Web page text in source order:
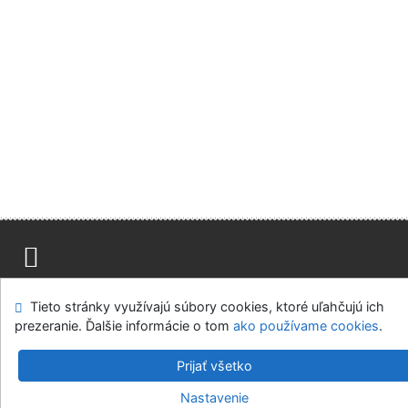
Modul OpenSearch
Napíšte nám Nastavenie cookies
Slovenská lesnícka a drevárska knižnica pri Technickej
v.4.8.63a-Cosmotron Slovakia, s.r.o.
Tieto stránky využívajú súbory cookies, ktoré uľahčujú ich
prezeranie. Ďalšie informácie o tom ako používame cookies.
Prijať všetko
Nastavenie